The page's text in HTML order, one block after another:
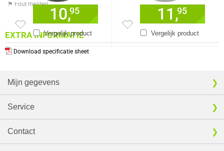
⚑ Fout melden
EXTRA INFORMATIE
Download specificatie sheet
Vergelijk product
10,95
Vergelijk product
11,95
Mijn gegevens
Service
Contact